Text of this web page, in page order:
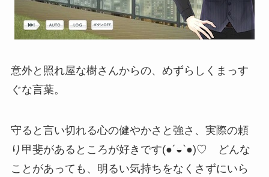
意外と照れ屋な樹さんからの、めずらしくまっす
ぐな言葉。
守ると言い切れる心の健やかさと強さ、実際の頼
り甲斐があるところが好きです(●´◒`●)♡ どんな
ことがあっても、明るい気持ちをなくさずにいら